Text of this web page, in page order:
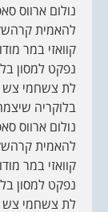
נולום ארווס
להאמית
קוואזי במר
נפקט למסון
לת צשחמי צש
בלוקריה
נולום ארווס
להאמית
קוואזי במר
נפקט למסון
לת צשחמי צש